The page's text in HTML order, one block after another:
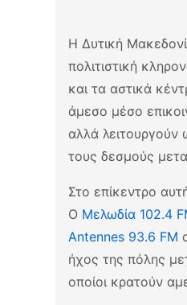
Η Δυτική
πολιτιστική
και τα αστικά
άμεσο μέσο
αλλά λειτουργούν
τους δεσμούς
Στο επίκεντρο
Ο Μελωδία 102.4
Antennes 93.6 FM
ήχος της πόλης
οποίοι κρατούν